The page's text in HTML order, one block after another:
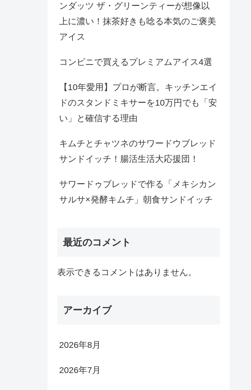
ンダッツ ザ・グリーンティーが想像以
上に濃い！抹茶好きも唸る本気のご褒美
アイス
コンビニで買えるプレミアムアイス4選
【10年愛用】プロが断言。キッチンエイ
ドのスタンドミキサーを10万円でも「安
い」と確信する理由
キムチとチャツネのサワードウブレッド
サンドイッチ！腸活生活大応援団！
サワードゥブレッドで作る「メキシカン
サルサ×発酵キムチ」朝食サンドイッチ
最近のコメント
表示できるコメントはありません。
アーカイブ
2026年8月
2026年7月